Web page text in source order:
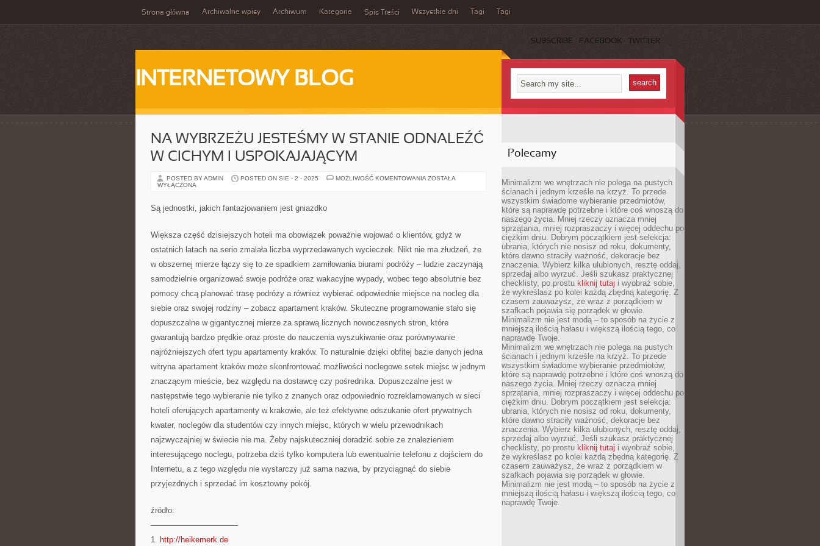
Strona główna Archiwalne wpisy Archiwum Kategorie Spis Treści Wszystkie dni Tagi Tagi
SUBSCRIBE FACEBOOK TWITTER
INTERNETOWY BLOG
NA WYBRZEŻU JESTEŚMY W STANIE ODNALEŹĆ
W CICHYM I USPOKAJAJĄCYM
POSTED BY ADMIN POSTED ON SIE - 2 - 2025 MOŻLIWOŚĆ KOMENTOWANIA NA
USPOKAJAJĄCYM
ZOSTAŁA
WYŁĄCZONA
Są jednostki, jakich fantazjowaniem jest gniazdko
Większa część dzisiejszych hoteli ma obowiązek poważnie wojować o klientów, gdyż w
ostatnich latach na serio zmalała liczba wyprzedawanych wycieczek. Nikt nie ma złudzeń, że
w obszernej mierze łączy się to ze spadkiem zamiłowania biurami podróży – ludzie zaczynają
samodzielnie organizować swoje podróże oraz wakacyjne wypady, wobec tego absolutnie bez
pomocy chcą planować trasę podróży a również wybierać odpowiednie miejsce na nocleg dla
siebie oraz swojej rodziny – zobacz apartament kraków. Skuteczne programowanie stało się
dopuszczalne w gigantycznej mierze za sprawą licznych nowoczesnych stron, które
gwarantują bardzo prędkie oraz proste do nauczenia wyszukiwanie oraz porównywanie
najróżniejszych ofert typu apartamenty kraków. To naturalnie dzięki obfitej bazie danych jedna
witryna apartament kraków może skonfrontować możliwości noclegowe setek miejsc w jednym
znaczącym mieście, bez względu na dostawcę czy pośrednika. Dopuszczalne jest w
następstwie tego wybieranie nie tylko z znanych oraz odpowiednio rozreklamowanych w sieci
hoteli oferujących apartamenty w krakowie, ale też efektywne odszukanie ofert prywatnych
kwater, noclegów dla studentów czy innych miejsc, których w wielu przewodnikach
najzwyczajniej w świecie nie ma. Żeby najskuteczniej doradzić sobie ze znalezieniem
interesującego noclegu, potrzeba dziś tylko komputera lub ewentualnie telefonu z dojściem do
Internetu, a z tego względu nie wystarczy już sama nazwa, by przyciągnąć do siebie
przyjezdnych i sprzedać im kosztowny pokój.
źródło:
———————————
1. http://heikemerk.de
Polecamy
Minimalizm we wnętrzach nie polega na pustych
ścianach i jednym krześle na krzyż. To przede
wszystkim świadome wybieranie przedmiotów,
które są naprawdę potrzebne i które coś wnoszą do
naszego życia. Mniej rzeczy oznacza mniej
sprzątania, mniej rozpraszaczy i więcej oddechu po
ciężkim dniu. Dobrym początkiem jest selekcja:
ubrania, których nie nosisz od roku, dokumenty,
które dawno straciły ważność, dekoracje bez
znaczenia. Wybierz kilka ulubionych, resztę oddaj,
sprzedaj albo wyrzuć. Jeśli szukasz praktycznej
checklisty, po prostu kliknij tutaj i wyobraź sobie,
że wykreślasz po kolei każdą zbędną kategorię. Z
czasem zauważysz, że wraz z porządkiem w
szafkach pojawia się porządek w głowie.
Minimalizm nie jest modą – to sposób na życie z
mniejszą ilością hałasu i większą ilością tego, co
naprawdę Twoje.
Minimalizm we wnętrzach nie polega na pustych
ścianach i jednym krześle na krzyż. To przede
wszystkim świadome wybieranie przedmiotów,
które są naprawdę potrzebne i które coś wnoszą do
naszego życia. Mniej rzeczy oznacza mniej
sprzątania, mniej rozpraszaczy i więcej oddechu po
ciężkim dniu. Dobrym początkiem jest selekcja:
ubrania, których nie nosisz od roku, dokumenty,
które dawno straciły ważność, dekoracje bez
znaczenia. Wybierz kilka ulubionych, resztę oddaj,
sprzedaj albo wyrzuć. Jeśli szukasz praktycznej
checklisty, po prostu kliknij tutaj i wyobraź sobie,
że wykreślasz po kolei każdą zbędną kategorię. Z
czasem zauważysz, że wraz z porządkiem w
szafkach pojawia się porządek w głowie.
Minimalizm nie jest modą – to sposób na życie z
mniejszą ilością hałasu i większą ilością tego, co
naprawdę Twoje.